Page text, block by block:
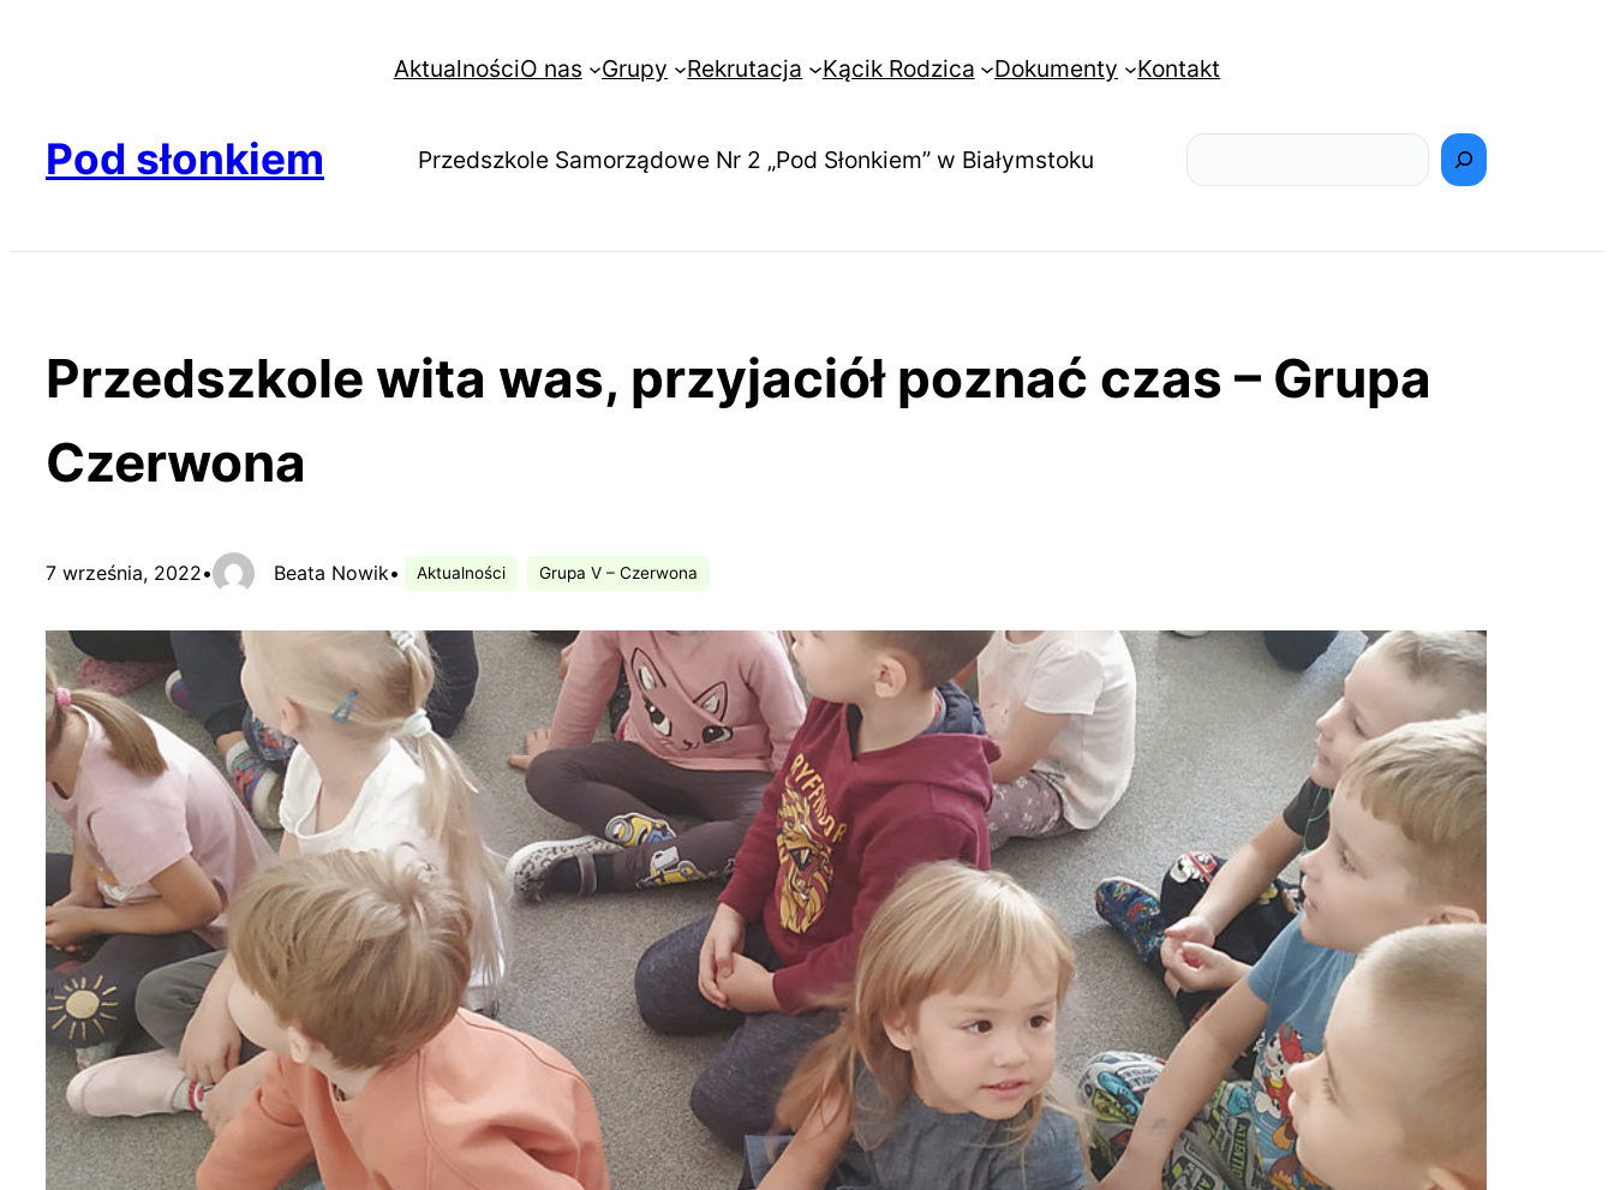
AktualnościO nas Grupy Rekrutacja Kącik Rodzica Dokumenty Kontakt
Pod słonkiem Przedszkole Samorządowe Nr 2 „Pod Słonkiem” w Białymstoku
Przedszkole wita was, przyjaciół poznać czas – Grupa
Czerwona
7 września, 2022• Beata Nowik• Aktualności Grupa V – Czerwona